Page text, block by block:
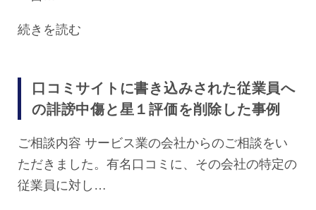
続きを読む
口コミサイトに書き込みされた従業員へ
の誹謗中傷と星１評価を削除した事例
ご相談内容 サービス業の会社からのご相談をい
ただきました。有名口コミに、その会社の特定の
従業員に対し…